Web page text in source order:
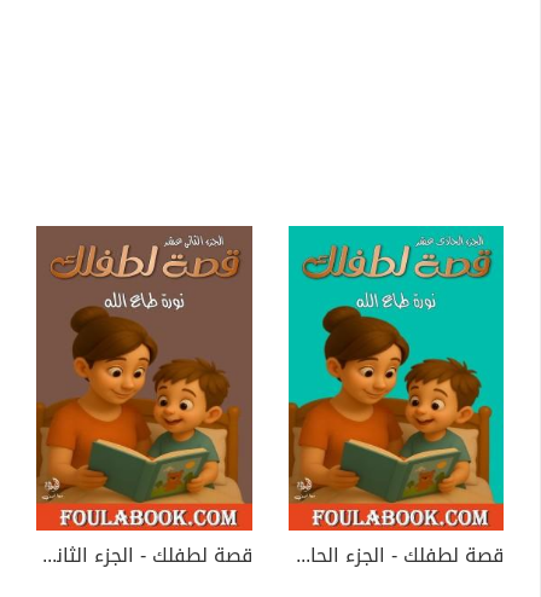
قصة لطفلك - الجزء الحادي عشر قصة لطفلك - الجزء الثاني عشر